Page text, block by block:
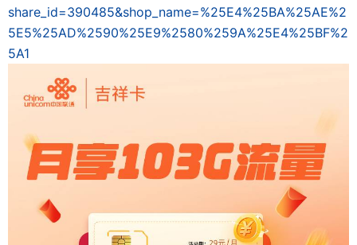
share_id=390485&shop_name=%25E4%25BA%25AE%2
5E5%25AD%2590%25E9%2580%259A%25E4%25BF%2
5A1